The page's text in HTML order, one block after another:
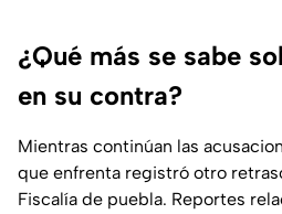
¿Qué más se sabe
en su contra?
Mientras continúan las
que enfrenta registró otro
Fiscalía de puebla. Reportes